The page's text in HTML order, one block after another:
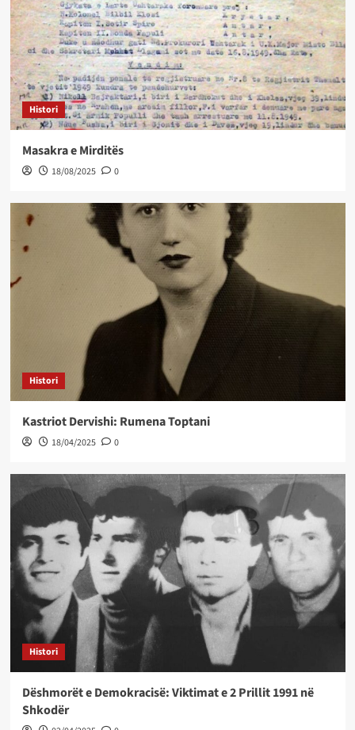
Histori
Masakra e Mirditës
18/08/2025 0
Histori
Kastriot Dervishi: Rumena Toptani
18/04/2025 0
Histori
Dëshmorët e Demokracisë: Viktimat e 2 Prillit 1991 në
Shkodër